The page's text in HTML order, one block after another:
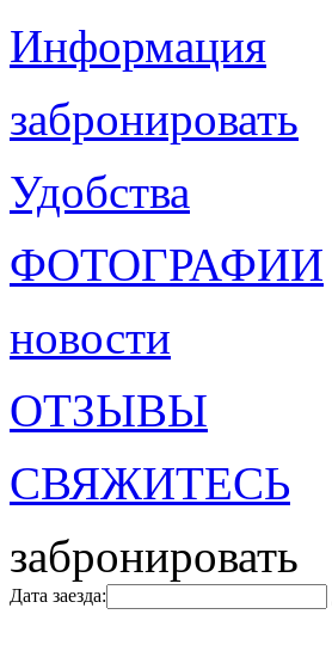
Информация
забронировать
Удобства
ФОТОГРАФИИ
новости
ОТЗЫВЫ
СВЯЖИТЕСЬ
забронировать
Дата заезда: